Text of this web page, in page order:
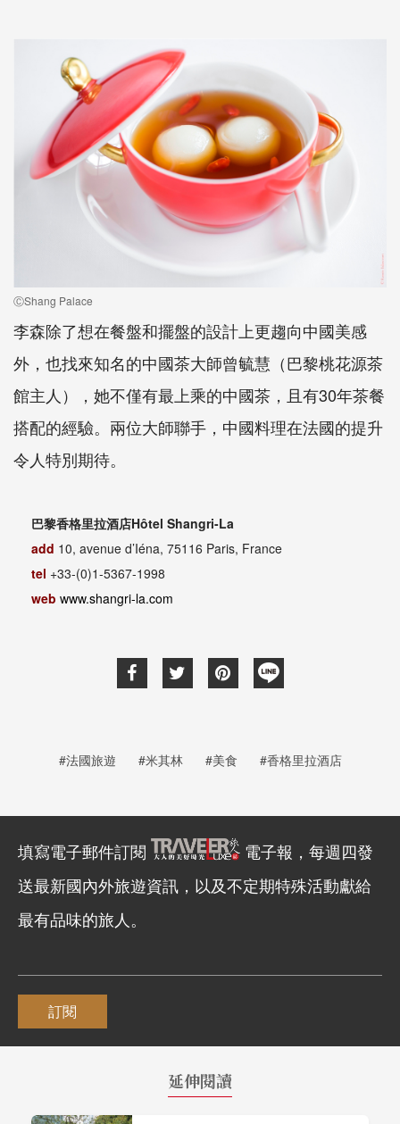
ⒸShang Palace
李森除了想在餐盤和擺盤的設計上更趨向中國美感
外，也找來知名的中國茶大師曾毓慧（巴黎桃花源茶
館主人），她不僅有最上乘的中國茶，且有30年茶餐
搭配的經驗。兩位大師聯手，中國料理在法國的提升
令人特別期待。
巴黎香格里拉酒店Hôtel Shangri-La
add 10, avenue d’Iéna, 75116 Paris, France
tel +33-(0)1-5367-1998
web www.shangri-la.com
#法國旅遊 #米其林 #美食 #香格里拉酒店
填寫電子郵件訂閱
電子報，每週四發
送最新國內外旅遊資訊，以及不定期特殊活動獻給
最有品味的旅人。
訂閱
延伸閱讀